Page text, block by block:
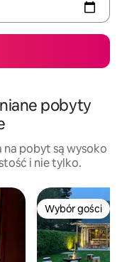
pobyty
na pobyt są wysoko
i nie tylko.
Wybór gości
Wybór gości